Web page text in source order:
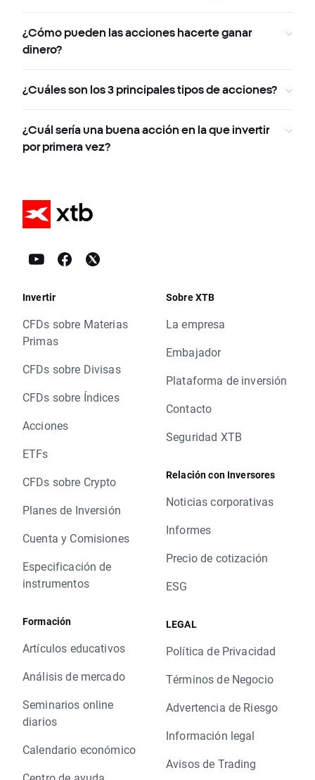
¿Cómo pueden las acciones hacerte ganar
dinero?
¿Cuáles son los 3 principales tipos de acciones?
¿Cuál sería una buena acción en la que invertir
por primera vez?
Invertir
CFDs sobre Materias
Primas
CFDs sobre Divisas
CFDs sobre Índices
Acciones
ETFs
CFDs sobre Crypto
Planes de Inversión
Cuenta y Comisiones
Especificación de
instrumentos
Formación
Artículos educativos
Análisis de mercado
Seminarios online
diarios
Calendario económico
Sobre XTB
La empresa
Embajador
Plataforma de inversión
Contacto
Seguridad XTB
Relación con Inversores
Noticias corporativas
Informes
Precio de cotización
ESG
LEGAL
Política de Privacidad
Términos de Negocio
Advertencia de Riesgo
Información legal
Avisos de Trading